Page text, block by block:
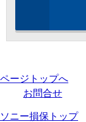
ページトップへ
お問合せ
ソニー損保トップ